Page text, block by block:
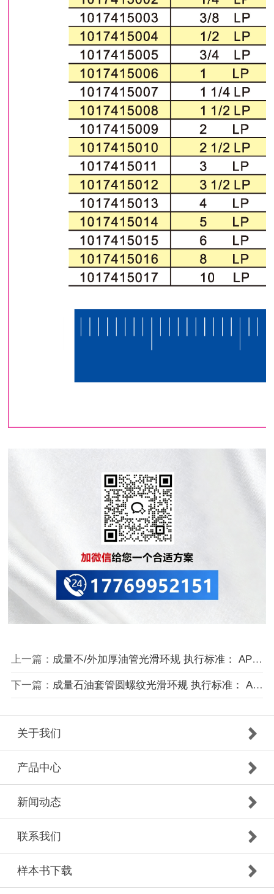
上一篇： 成量不/外加厚油管光滑环规 执行标准： API SPEC 5B；GB/T 9253.2
下一篇： 成量石油套管圆螺纹光滑环规 执行标准： API SPEC 5B；GB/T 9253.2
关于我们
产品中心
新闻动态
联系我们
样本书下载